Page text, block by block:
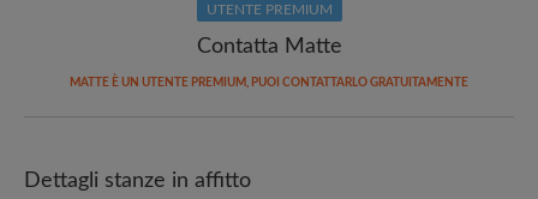
UTENTE PREMIUM
Contatta Matte
MATTE È UN UTENTE PREMIUM, PUOI CONTATTARLO GRATUITAMENTE
Dettagli stanze in affitto